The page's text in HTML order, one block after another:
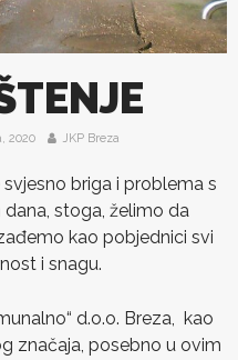
2020 JKP Breza
svjesno briga i problema s
stoga, želimo da
kao pobjednici svi
i snagu.
d.o.o. Breza, kao
značaja, posebno u ovim